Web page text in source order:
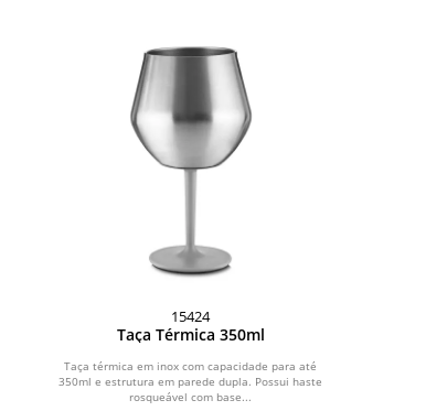
15424
Taça Térmica 350ml
Taça térmica em inox com capacidade para até
350ml e estrutura em parede dupla. Possui haste
rosqueável com base...